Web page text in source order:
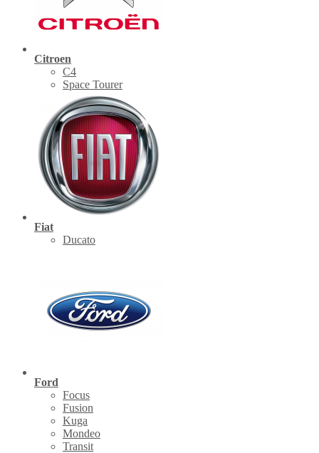
Citroen
C4
Space Tourer
Fiat
Ducato
Ford
Focus
Fusion
Kuga
Mondeo
Transit